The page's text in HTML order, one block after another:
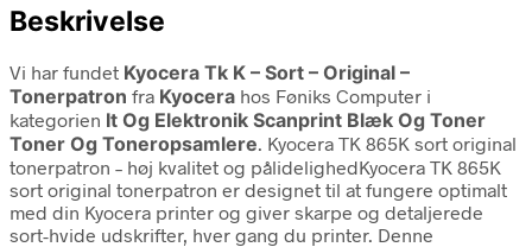
Beskrivelse
Vi har fundet Kyocera Tk K – Sort – Original –
Tonerpatron fra Kyocera hos Føniks Computer i
kategorien It Og Elektronik Scanprint Blæk Og Toner
Toner Og Toneropsamlere. Kyocera TK 865K sort original
tonerpatron – høj kvalitet og pålidelighedKyocera TK 865K
sort original tonerpatron er designet til at fungere optimalt
med din Kyocera printer og giver skarpe og detaljerede
sort-hvide udskrifter, hver gang du printer. Denne